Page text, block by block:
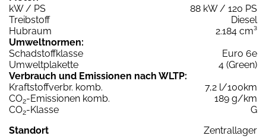
kW / PS
88 kW / 120 PS
Treibstoff
Diesel
Hubraum
2.184 cm³
Umweltnormen:
Schadstoffklasse
Euro 6e
Umweltplakette
4 (Green)
Verbrauch und Emissionen nach WLTP:
Kraftstoffverbr. komb.
7,2 l/100km
CO2-Emissionen komb.
189 g/km
CO2-Klasse
G
Standort
Zentrallager